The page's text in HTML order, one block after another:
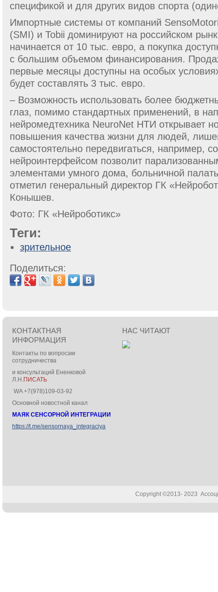
спецификой и для других видов спорта
Импортные системы от компаний
(SMI) и Tobii доминируют на российском
начинается от 10 тыс. евро, а покупка
с большим объемом финансирования.
первые месяцы доступны на особых
будет составлять 3 тыс. евро.
– Возможность использовать более
глаз, помимо стандартных применений, в
нейромедтехника NeuroNet НТИ открывает
повышения качества жизни для людей,
самостоятельно передвигаться, например,
нейроинтерфейсом позволит
элементами умного дома, больничной
отметил генеральный директор ГК
Конышев.
Фото: ГК «Нейроботикс»
Теги:
зрительное
Поделиться:
КОНТАКТНАЯ
ИНФОРМАЦИЯ
Контакты по вопросам
сотрудничества
и консультаций Ененковой
Л.Н.ПИСАТЬ
WA +7(978)109-03-92
Основной новостной канал
МАЯК СЕНСОРНОЙ ИНТЕГРАЦИИ
https://t.me/sensornaya_integraciya
НАС ЧИТАЮТ
Copyright ©2013- 2023